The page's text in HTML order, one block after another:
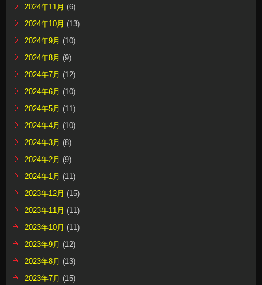
2024年11月 (6)
2024年10月 (13)
2024年9月 (10)
2024年8月 (9)
2024年7月 (12)
2024年6月 (10)
2024年5月 (11)
2024年4月 (10)
2024年3月 (8)
2024年2月 (9)
2024年1月 (11)
2023年12月 (15)
2023年11月 (11)
2023年10月 (11)
2023年9月 (12)
2023年8月 (13)
2023年7月 (15)